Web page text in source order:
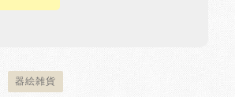
器絵雑貨